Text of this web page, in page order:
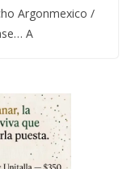
Argonmexico /
A